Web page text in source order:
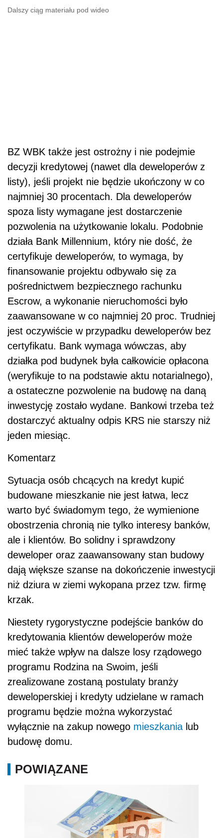
Dalszy ciąg materiału pod wideo
BZ WBK także jest ostrożny i nie podejmie
decyzji kredytowej (nawet dla deweloperów z
listy), jeśli projekt nie będzie ukończony w co
najmniej 30 procentach. Dla deweloperów
spoza listy wymagane jest dostarczenie
pozwolenia na użytkowanie lokalu. Podobnie
działa Bank Millennium, który nie dość, że
certyfikuje deweloperów, to wymaga, by
finansowanie projektu odbywało się za
pośrednictwem bezpiecznego rachunku
Escrow, a wykonanie nieruchomości było
zaawansowane w co najmniej 20 proc. Trudniej
jest oczywiście w przypadku deweloperów bez
certyfikatu. Bank wymaga wówczas, aby
działka pod budynek była całkowicie opłacona
(weryfikuje to na podstawie aktu notarialnego),
a ostateczne pozwolenie na budowę na daną
inwestycję zostało wydane. Bankowi trzeba też
dostarczyć aktualny odpis KRS nie starszy niż
jeden miesiąc.
Komentarz
Sytuacja osób chcących na kredyt kupić
budowane mieszkanie nie jest łatwa, lecz
warto być świadomym tego, że wymienione
obostrzenia chronią nie tylko interesy banków,
ale i klientów. Bo solidny i sprawdzony
deweloper oraz zaawansowany stan budowy
dają większe szanse na dokończenie inwestycji
niż dziura w ziemi wykopana przez tzw. firmę
krzak.
Niestety rygorystyczne podejście banków do
kredytowania klientów deweloperów może
mieć także wpływ na dalsze losy rządowego
programu Rodzina na Swoim, jeśli
zrealizowane zostaną postulaty branży
deweloperskiej i kredyty udzielane w ramach
programu będzie można wykorzystać
wyłącznie na zakup nowego mieszkania lub
budowę domu.
POWIĄZANE